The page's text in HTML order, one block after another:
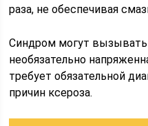
раза, не обеспечивая
Синдром могут
необязательно
требует обязательной
причин ксероза.